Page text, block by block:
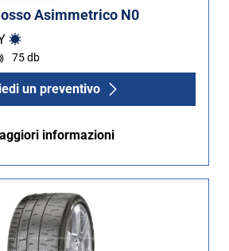
Asimmetrico N0
75 db
un preventivo
informazioni